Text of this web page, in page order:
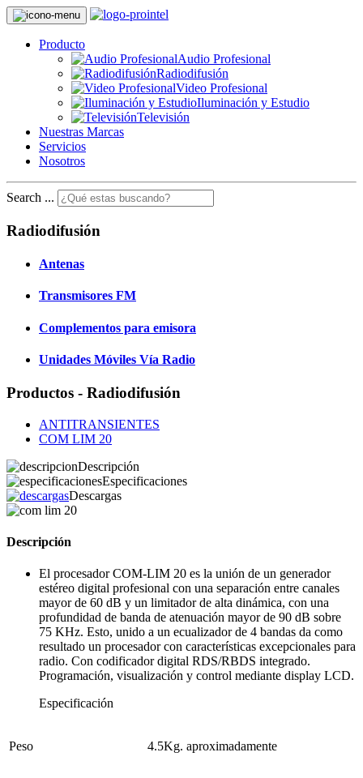
Producto
Audio Profesional
Radiodifusión
Video Profesional
Iluminación y Estudio
Televisión
Nuestras Marcas
Servicios
Nosotros
Search ...
Radiodifusión
Antenas
Transmisores FM
Complementos para emisora
Unidades Móviles Vía Radio
Productos - Radiodifusión
ANTITRANSIENTES
COM LIM 20
Descripción
Especificaciones
Descargas
Descripción
El procesador COM-LIM 20 es la unión de un generador
estéreo digital profesional con una separación entre canales
mayor de 60 dB y un limitador de alta dinámica, con una
profundidad de banda de atenuación mayor de 90 dB sobre
75 KHz. Esto, unido a un ecualizador de 4 bandas da como
resultado un procesador con características excepcionales para
radio. Con codificador digital RDS/RBDS integrado.
Programación, visualización y control mediante display LCD.
Especificación
Peso 4.5Kg. aproximadamente